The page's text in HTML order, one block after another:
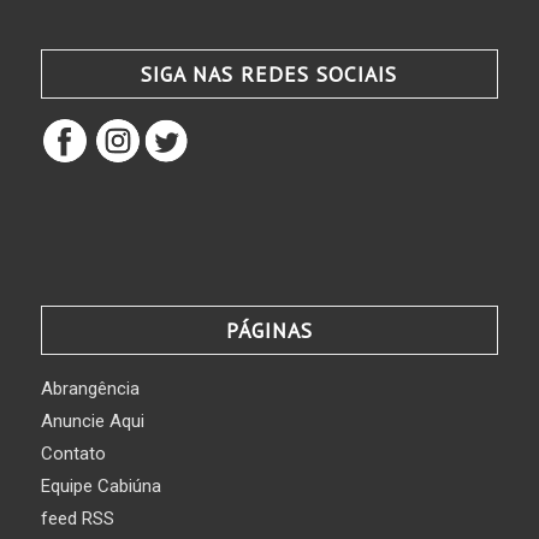
SIGA NAS REDES SOCIAIS
PÁGINAS
Abrangência
Anuncie Aqui
Contato
Equipe Cabiúna
feed RSS